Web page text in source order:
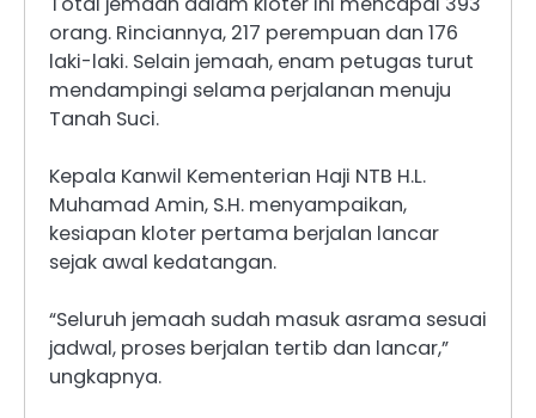
orang. Rinciannya, 217 perempuan dan 176
laki-laki. Selain jemaah, enam petugas turut
mendampingi selama perjalanan menuju
Tanah Suci.
Kepala Kanwil Kementerian Haji NTB H.L.
Muhamad Amin, S.H. menyampaikan,
kesiapan kloter pertama berjalan lancar
sejak awal kedatangan.
“Seluruh jemaah sudah masuk asrama sesuai
jadwal, proses berjalan tertib dan lancar,”
ungkapnya.